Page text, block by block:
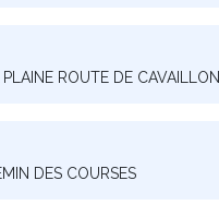
ROUTE DE CAVAILLON
DES COURSES